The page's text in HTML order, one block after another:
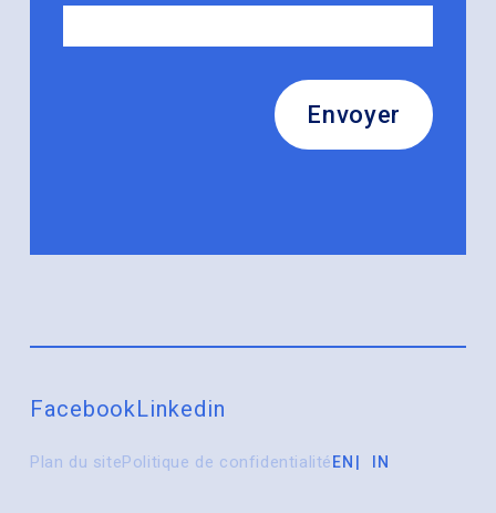
Envoyer
FacebookLinkedin
Plan du sitePolitique de confidentialité EN IN